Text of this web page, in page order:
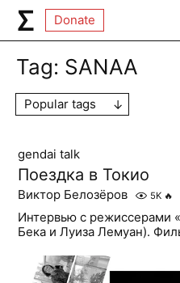
Donate
Tag: SANAA
Popular tags
gendai talk
Поездка в Токио
Виктор Белозёров 5K 🔥
Интервью с режиссерами
Бека и Луиза Лемуан).